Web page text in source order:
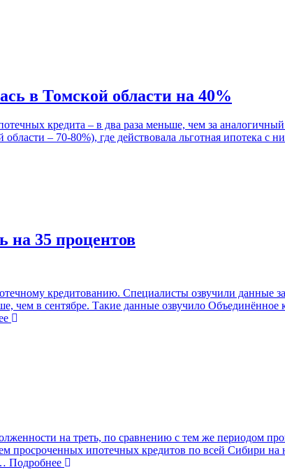
в Томской области на 40%
кредита – в два раза меньше, чем за
– 70-80%), где действовала льготная ипотека с
на 35 процентов
кредитованию. Специалисты озвучили данные
в сентябре. Такие данные озвучило Объединённое
на треть, по сравнению с тем же периодом
просроченных ипотечных кредитов по всей Сибири на
Подробнее